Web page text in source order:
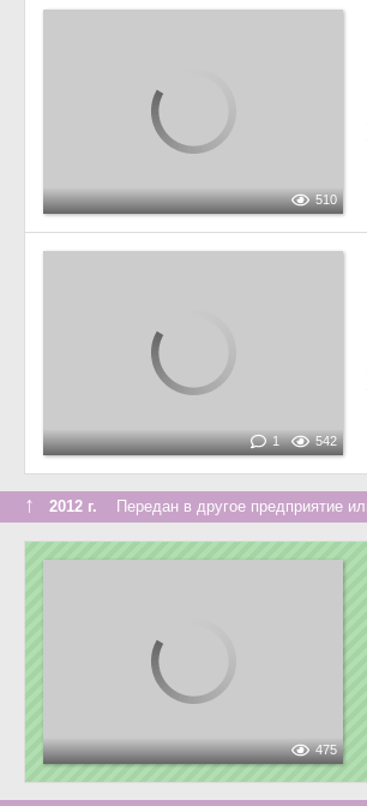
510
1 542
↑ 2012 г. Передан в другое предприятие
475